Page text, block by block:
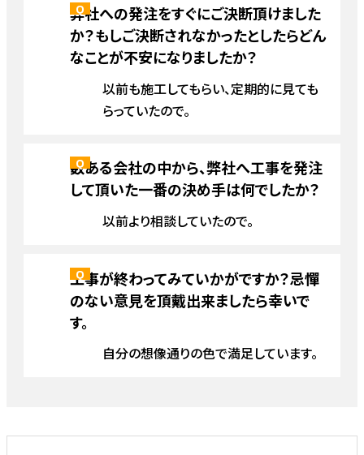
弊社への発注をすぐにご決断頂けました
か？もしご決断されなかったとしたらどん
なことが不安になりましたか？
以前も施工してもらい、定期的に見ても
らっていたので。
数ある会社の中から、弊社へ工事を発注
して頂いた一番の決め手は何でしたか？
以前より相談していたので。
工事が終わってみていかがですか？忌憚
のない意見を頂戴出来ましたら幸いで
す。
自分の想像通りの色で満足しています。